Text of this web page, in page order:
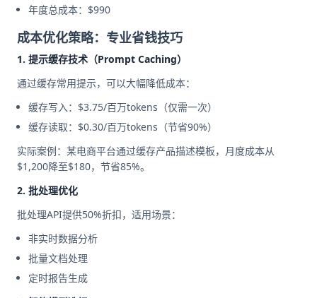
年度总成本：$990
成本优化策略：专业省钱技巧
1. 提示缓存技术（Prompt Caching）
通过缓存常用提示，可以大幅降低成本：
缓存写入：$3.75/百万tokens（仅需一次）
缓存读取：$0.30/百万tokens（节省90%）
实际案例：某电商平台通过缓存产品描述模板，月度成本从
$1,200降至$180，节省85%。
2. 批处理优化
批处理API提供50%折扣，适用场景：
非实时数据分析
批量文档处理
定时报告生成